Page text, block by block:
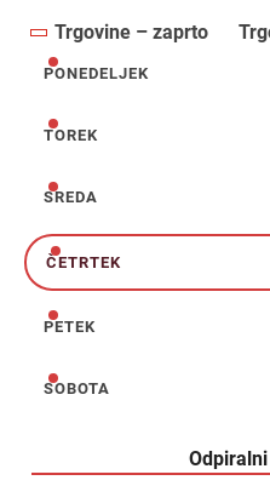
Trgovine – zaprto
ponedeljek
PONEDELJEK
torek
TOREK
sreda
SREDA
četrtek
ČETRTEK
petek
PETEK
sobota
SOBOTA